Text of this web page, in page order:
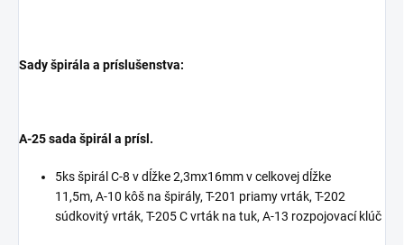
Sady špirála a príslušenstva:
A-25 sada špirál a prísl.
5ks špirál C-8 v dĺžke 2,3mx16mm v celkovej dĺžke
11,5m, A-10 kôš na špirály, T-201 priamy vrták, T-202
súdkovitý vrták, T-205 C vrták na tuk, A-13 rozpojovací klúč